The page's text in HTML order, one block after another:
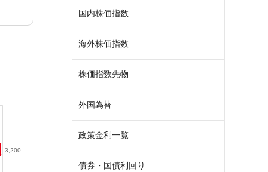
3,200
国内株価指数
海外株価指数
株価指数先物
外国為替
政策金利一覧
債券・国債利回り